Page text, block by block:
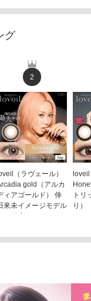
グ
2
（ラヴェール）
gold（アルカ
ィアゴールド） 倖
來未イメージモデル
（10枚入り）
loveil
トリ
り）